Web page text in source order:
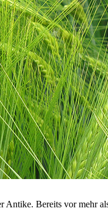
Antike. Bereits vor mehr